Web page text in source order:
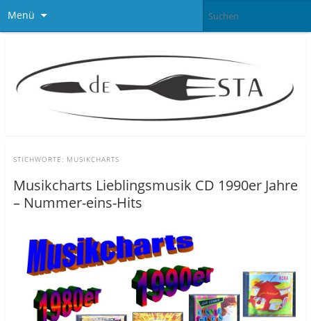
Menü
STICHWORTE: MUSIKCHARTS
Musikcharts Lieblingsmusik CD 1990er Jahre
– Nummer-eins-Hits